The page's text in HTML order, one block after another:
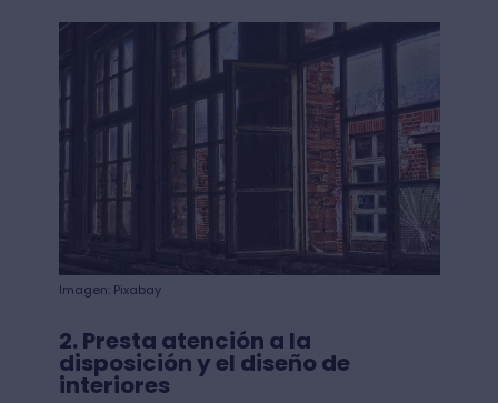
Imagen: Pixabay
2. Presta atención a la
disposición y el diseño de
interiores